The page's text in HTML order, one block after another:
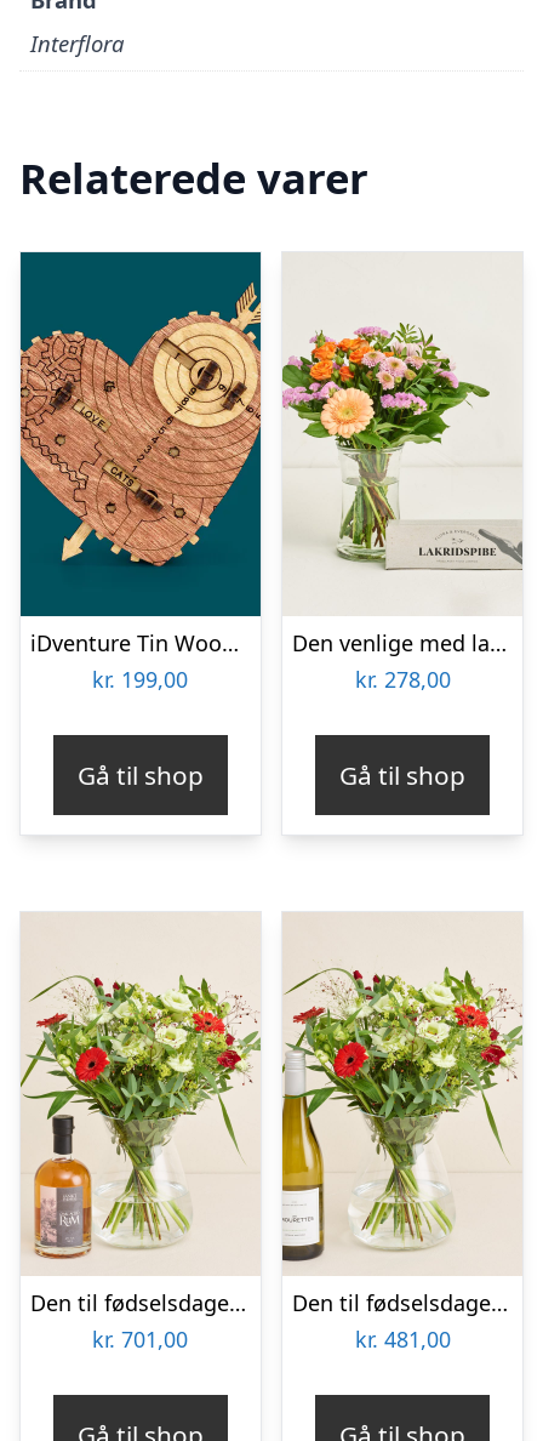
Interflora
Relaterede varer
iDventure Tin Woodman’s Heart Gaveskjuler
kr. 199,00
Gå til shop
Den venlige med lakridspibe
kr. 278,00
Gå til shop
Den til fødselsdagen med Sankt Thomas, Carribean Rum
kr. 701,00
Den til fødselsdagen med Les Amourettes, Sauvignon Blanc
kr. 481,00